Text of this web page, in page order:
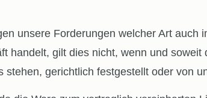
unsere Forderungen welcher Art
handelt, gilt dies nicht, wenn und
gerichtlich festgestellt oder von